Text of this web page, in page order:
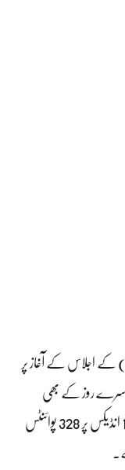
اجلاس کے آغاز پر
روز کے بھی
مندی کا رجحان دیکھا جارہا ہے۔ کے ایس ای 100 انڈیکس پر 328 پوائنٹس